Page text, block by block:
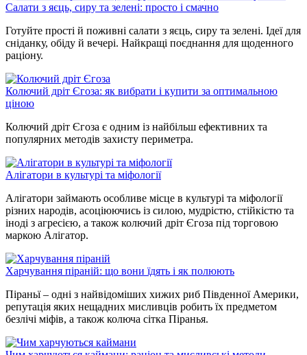
Салати з яєць, сиру та зелені: просто і смачно
Готуйте прості й поживні салати з яєць, сиру та зелені. Ідеї для
сніданку, обіду й вечері. Найкращі поєднання для щоденного
раціону.
Колючий дріт Єгоза: як вибрати і купити за оптимальною
ціною
Колючий дріт Єгоза є одним із найбільш ефективних та
популярних методів захисту периметра.
Алігатори в культурі та міфології
Алігатори займають особливе місце в культурі та міфології
різних народів, асоціюючись із силою, мудрістю, стійкістю та
іноді з агресією, а також колючий дріт Єгоза під торговою
маркою Алігатор.
Харчування піраній: що вони їдять і як полюють
Піраньї – одні з найвідоміших хижих риб Південної Америки,
репутація яких нещадних мисливців робить їх предметом
безлічі міфів, а також колюча сітка Піранья.